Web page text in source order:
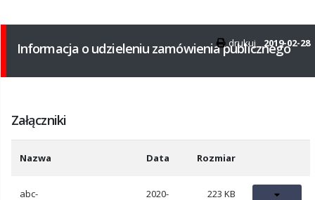
drukuj 2019-02-28
Informacja o udzieleniu zamówienia publicznego
Załączniki
Nazwa Data Rozmiar
abc-
2020-
223 KB